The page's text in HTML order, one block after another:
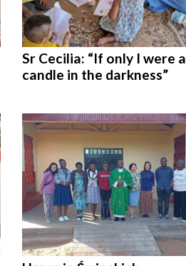
Sr Cecilia: “If only I were a
candle in the darkness”